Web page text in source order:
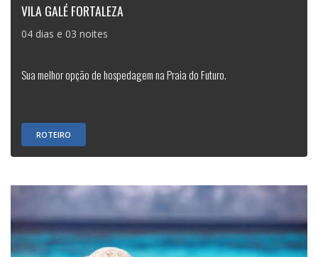
VILA GALÉ FORTALEZA
04 dias e 03 noites
Sua melhor opção de hospedagem na Praia do Futuro.
ROTEIRO